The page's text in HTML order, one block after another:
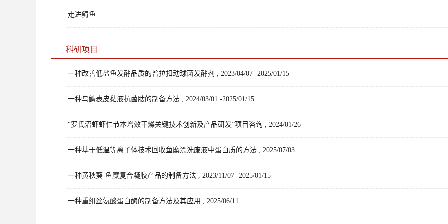
走进鲟鱼
科研项目
一种改善低盐鱼发酵品质的普拉扣动球菌发酵剂 , 2023/04/07 -2025/01/15
一种乌鳢表皮黏液抗菌肽的制备方法 , 2024/03/01 -2025/01/15
“罗氏沼虾虾仁节本增效干燥关键技术创新及产品研发”项目咨询 , 2024/01/26
一种基于低温等离子体技术回收鱼糜漂洗废液中蛋白质的方法 , 2025/07/03
一种黄秋葵-鱼糜复合凝胶产品的制备方法 , 2023/11/07 -2025/01/15
一种重组丝氨酸蛋白酶的制备方法及其应用 , 2025/06/11